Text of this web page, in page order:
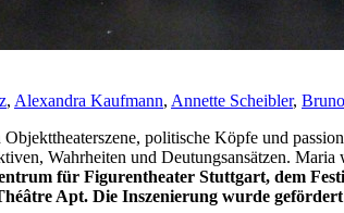
, Alexandra Kaufmann, Annette Scheibler,
politische Köpfe und
Wahrheiten und Deutungsansätzen.
für Figurentheater Stuttgart, dem
Apt. Die Inszenierung wurde